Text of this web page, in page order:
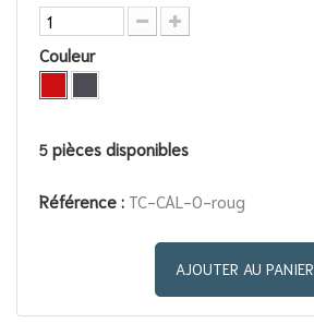
Couleur
5 pièces disponibles
Référence : TC-CAL-0-roug
AJOUTER AU PANIER